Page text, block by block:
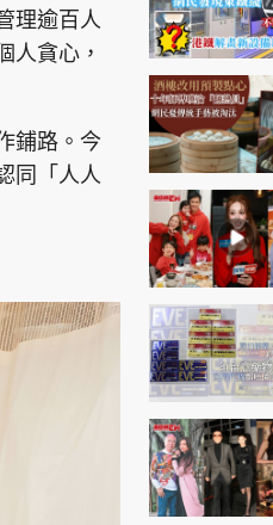
© 東周網 版權所有 . 不得轉載
理逾百人
人貪心，
鋪路。今
同「人人